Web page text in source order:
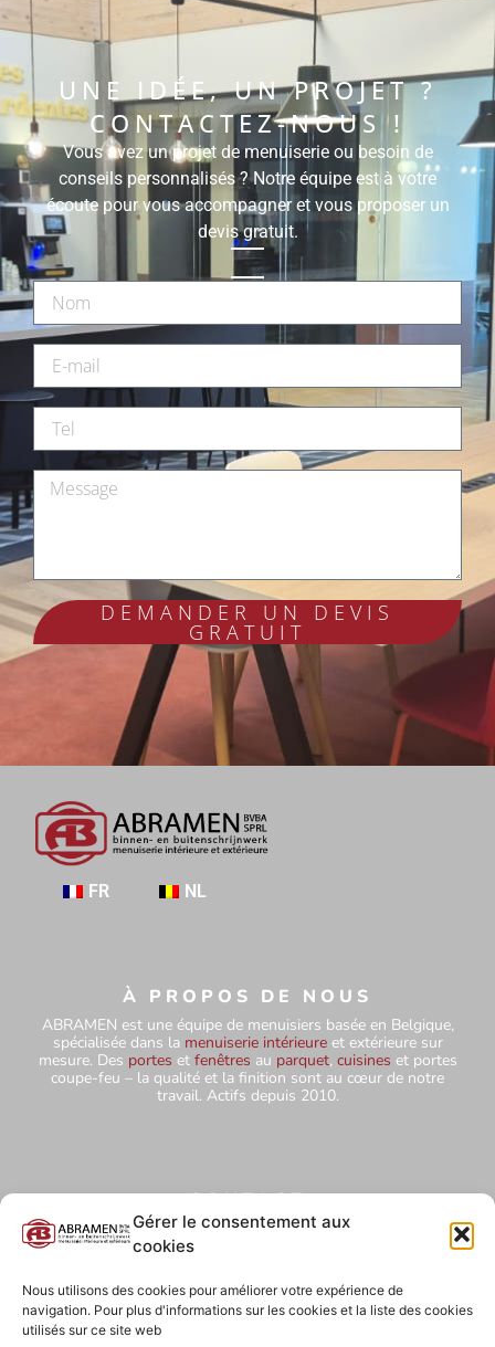
Gérer le consentement aux
cookies
Nous utilisons des cookies pour améliorer votre expérience de
navigation. Pour plus d'informations sur les cookies et la liste des cookies
utilisés sur ce site web
UNE IDÉE, UN PROJET ?
CONTACTEZ-NOUS !
Vous avez un projet de menuiserie ou besoin de
conseils personnalisés ? Notre équipe est à votre
écoute pour vous accompagner et vous proposer un
devis gratuit.
DEMANDER UN DEVIS
GRATUIT
FR NL
À PROPOS DE NOUS
ABRAMEN est une équipe de menuisiers basée en Belgique,
spécialisée dans la menuiserie intérieureet extérieure sur
mesure. Des portes et fenêtres au parquet, cuisines et portes
coupe-feu – la qualité et la finition sont au cœur de notre
travail. Actifs depuis 2010.
CONTACT
+32 484 75 67 78
abramensprl@yahoo.com
Hutteweg 5 – 1910 Kampenhout